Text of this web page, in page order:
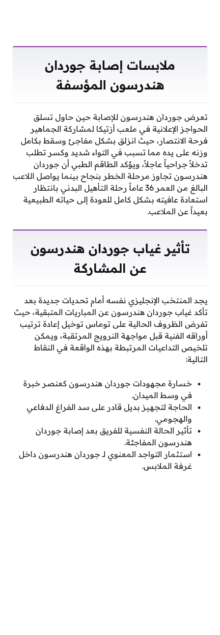
ملابسات إصابة جوردان
هندرسون المؤسفة
تعرض جوردان هندرسون للإصابة حين حاول تسلق
الحواجز الإعلانية في ملعب أزتيكا لمشاركة الجماهير
فرحة الانتصار، حيث انزلق بشكل مفاجئ وسقط بكامل
وزنه على يده مما تسبب في التواء شديد وكسر تطلب
تدخلاً جراحياً عاجلاً، ويؤكد الطاقم الطبي أن جوردان
هندرسون تجاوز مرحلة الخطر بنجاح بينما يواصل اللاعب
البالغ من العمر 36 عاماً رحلة التأهيل البدني بانتظار
استعادة عافيته بشكل كامل للعودة إلى حياته الطبيعية
بعيداً عن الملاعب.
تأثير غياب جوردان هندرسون
عن المشاركة
يجد المنتخب الإنجليزي نفسه أمام تحديات جديدة بعد
تأكد غياب جوردان هندرسون عن المباريات المتبقية، حيث
تفرض الظروف الحالية على توماس توخيل إعادة ترتيب
أوراقه الفنية قبل مواجهة النرويج المرتقبة، ويمكن
تلخيص التداعيات المرتبطة بهذه الواقعة في النقاط
التالية:
خسارة مجهودات جوردان هندرسون كعنصر خبرة
في وسط الميدان.
الحاجة لتجهيز بديل قادر على سد الفراغ الدفاعي
والهجومي.
تأثير الحالة النفسية للفريق بعد إصابة جوردان
هندرسون المفاجئة.
استثمار التواجد المعنوي لـ جوردان هندرسون داخل
غرفة الملابس.